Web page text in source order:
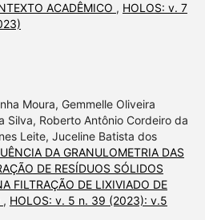
ACADÊMICO , HOLOS: v. 7
Moura, Gemmelle Oliveira
Silva, Roberto Antônio Cordeiro da
Leite, Juceline Batista dos
DA GRANULOMETRIA DAS
DE RESÍDUOS SÓLIDOS
FILTRAÇÃO DE LIXIVIADO DE
, HOLOS: v. 5 n. 39 (2023): v.5